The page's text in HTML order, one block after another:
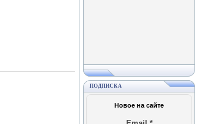
ПОДПИСКА
Новое на сайте